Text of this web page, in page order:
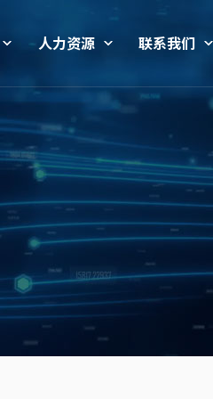
人力资源 联系我们